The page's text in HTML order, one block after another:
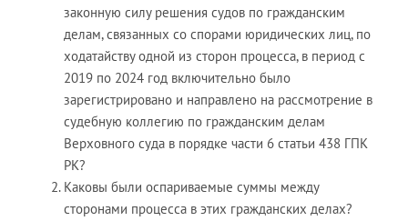
законную силу решения судов по гражданским
делам, связанных со спорами юридических лиц, по
ходатайству одной из сторон процесса, в период с
2019 по 2024 год включительно было
зарегистрировано и направлено на рассмотрение в
судебную коллегию по гражданским делам
Верховного суда в порядке части 6 статьи 438 ГПК
РК?
Каковы были оспариваемые суммы между
сторонами процесса в этих гражданских делах?